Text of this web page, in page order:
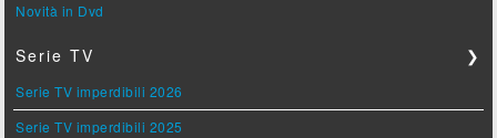
Novità in Dvd
Serie TV ❯
Serie TV imperdibili 2026
Serie TV imperdibili 2025